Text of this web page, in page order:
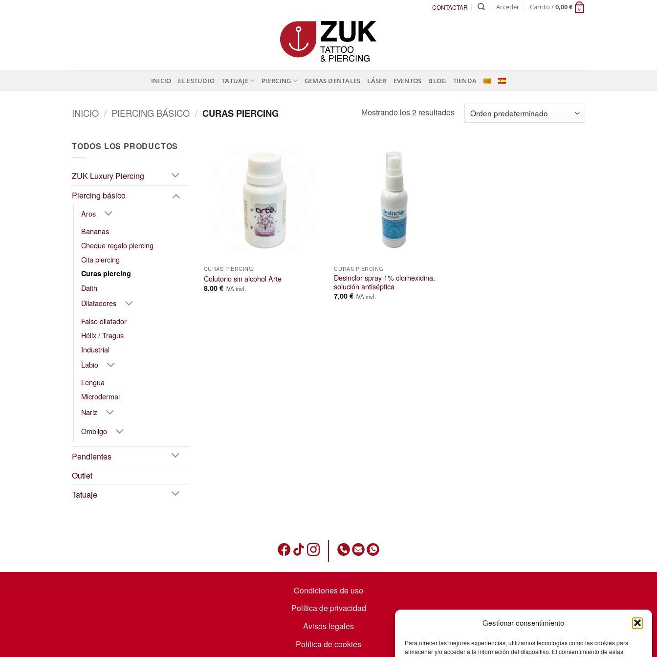
Gestionar consentimiento
Para ofrecer las mejores experiencias, utilizamos tecnologías como las cookies para
almacenar y/o acceder a la información del dispositivo. El consentimiento de estas
CONTACTAR Acceder Carrito /0,00€ 0
INICIO EL ESTUDIO TATUAJE PIERCING GEMAS DENTALES LÁSER EVENTOS BLOG TIENDA
INICIO / PIERCING BÁSICO / CURAS PIERCING Mostrando los 2 resultados
TODOS LOS PRODUCTOS
ZUK Luxury Piercing
Piercing básico
Aros
Bananas
Cheque regalo piercing
Cita piercing
Curas piercing
Daith
Dilatadores
Falso dilatador
Hélix / Tragus
Industrial
Labio
Lengua
Microdermal
Nariz
Ombligo
Pendientes
Outlet
Tatuaje
CURAS PIERCING
Colutorio sin alcohol Arte
8,00 € IVA incl.
CURAS PIERCING
Desinclor spray 1% clorhexidina,
solución antiséptica
7,00€ IVA incl.
Condiciones de uso
Política de privacidad
Avisos legales
Política de cookies